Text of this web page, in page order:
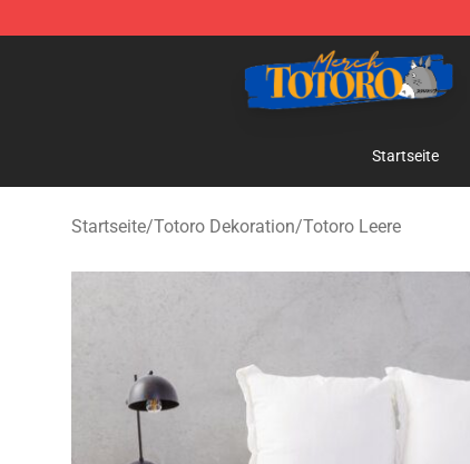
Totoro Store - Official Totoro Merchandise Shop
Startseite
Startseite/Totoro Dekoration/Totoro Leere